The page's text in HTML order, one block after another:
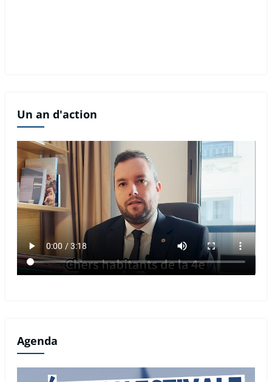
Un an d'action
Agenda